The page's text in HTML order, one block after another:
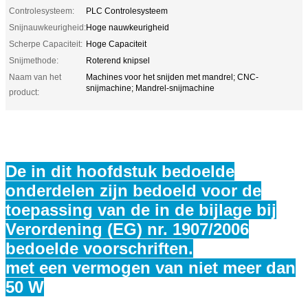
Controlesysteem:
PLC Controlesysteem
Snijnauwkeurigheid:Hoge nauwkeurigheid
Scherpe Capaciteit: Hoge Capaciteit
Snijmethode:
Roterend knipsel
Naam van het
product:
Machines voor het snijden met mandrel; CNC-
snijmachine; Mandrel-snijmachine
De in dit hoofdstuk bedoelde
onderdelen zijn bedoeld voor de
toepassing van de in de bijlage bij
Verordening (EG) nr. 1907/2006
bedoelde voorschriften.
met een vermogen van niet meer dan
50 W